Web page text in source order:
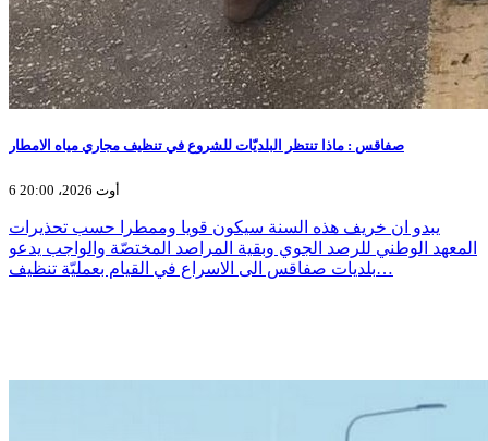
صفاقس : ماذا تنتظر البلديّات للشروع في تنظيف مجاري مياه الامطار
6 أوت 2026، 20:00
يبدو ان خريف هذه السنة سيكون قويا وممطرا حسب تحذيرات
المعهد الوطني للرصد الجوي وبقية المراصد المختصّة والواجب يدعو
بلديات صفاقس الى الاسراع في القيام بعمليّة تنظيف…